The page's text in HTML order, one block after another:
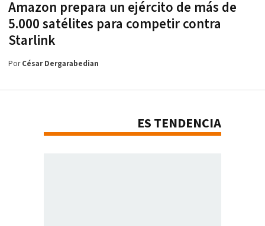
Amazon prepara un ejército de más de
5.000 satélites para competir contra
Starlink
PorCésar Dergarabedian
ES TENDENCIA